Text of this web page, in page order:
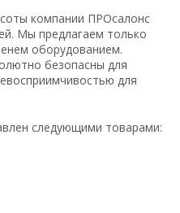
компании ПРОсалонс
Мы предлагаем только
оборудованием.
безопасны для
для
следующими товарами: